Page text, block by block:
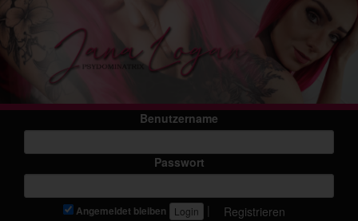
Benutzername
Passwort
Angemeldet bleiben | Registrieren